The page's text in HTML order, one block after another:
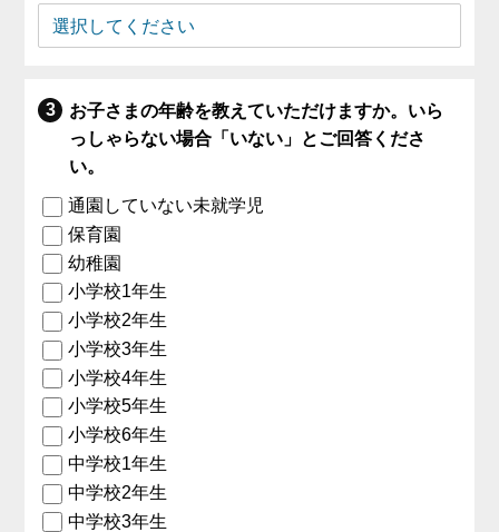
お子さまの年齢を教えていただけますか。いら
っしゃらない場合「いない」とご回答くださ
い。
通園していない未就学児
保育園
幼稚園
小学校1年生
小学校2年生
小学校3年生
小学校4年生
小学校5年生
小学校6年生
中学校1年生
中学校2年生
中学校3年生